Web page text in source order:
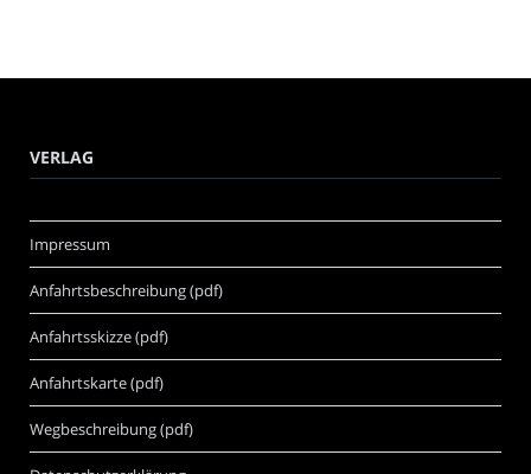
VERLAG
Impressum
Anfahrtsbeschreibung (pdf)
Anfahrtsskizze (pdf)
Anfahrtskarte (pdf)
Wegbeschreibung (pdf)